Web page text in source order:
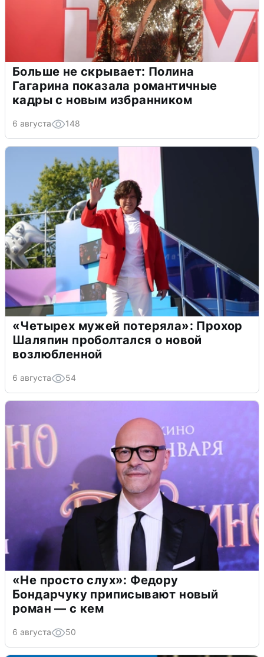
Больше не скрывает: Полина
Гагарина показала романтичные
кадры с новым избранником
6 августа 148
«Четырех мужей потеряла»: Прохор
Шаляпин проболтался о новой
возлюбленной
6 августа 54
«Не просто слух»: Федору
Бондарчуку приписывают новый
роман — с кем
6 августа 50